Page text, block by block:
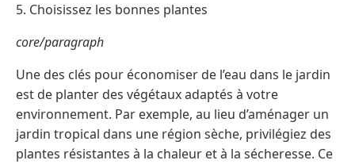
5. Choisissez les bonnes plantes
core/paragraph
Une des clés pour économiser de l’eau dans le jardin
est de planter des végétaux adaptés à votre
environnement. Par exemple, au lieu d’aménager un
jardin tropical dans une région sèche, privilégiez des
plantes résistantes à la chaleur et à la sécheresse. Ce